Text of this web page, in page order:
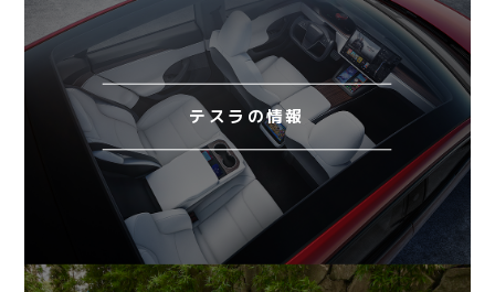
テスラの情報